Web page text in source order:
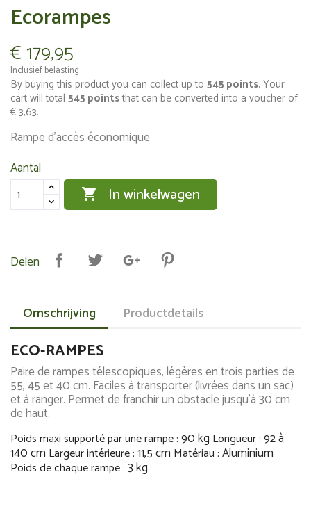
Ecorampes
€ 179,95
Inclusief belasting
By buying this product you can collect up to 545 points. Your
cart will total 545 pointsthat can be converted into a voucher of
€ 3,63.
Rampe d'accès économique
Aantal
 In winkelwagen
Delen
Omschrijving Productdetails
ECO-RAMPES
Paire de rampes télescopiques, légères en trois parties de
55, 45 et 40 cm. Faciles à transporter (livrées dans un sac)
et à ranger. Permet de franchir un obstacle jusqu’à 30 cm
de haut.
Poids maxi supporté par une rampe :90 kg Longueur :92 à
140 cm Largeur intérieure :11,5 cm Matériau :Aluminium
Poids de chaque rampe :3 kg